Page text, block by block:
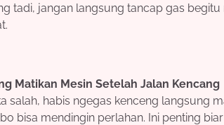
tadi, jangan langsung tancap gas
Matikan Mesin Setelah Jalan Kencang
salah, habis ngegas kenceng langsung
bisa mendingin perlahan. Ini penting